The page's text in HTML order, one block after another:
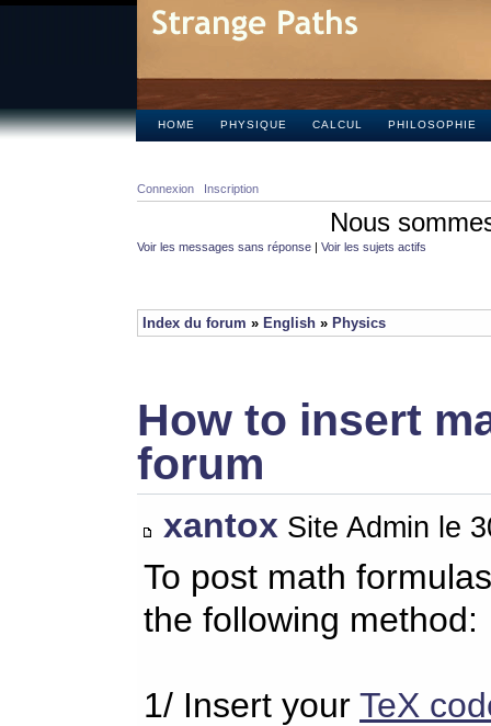
HOME PHYSIQUE CALCUL PHILOSOPHIE
Connexion Inscription
Nous
Voir les messages sans réponse | Voir les sujets actifs
Index du forum » English » Physics
How to insert
forum
xantox Site Admin le
To post math
the following method:
1/ Insert your TeX